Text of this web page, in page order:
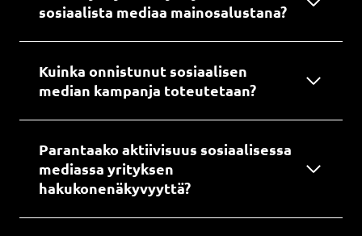
sosiaalista mediaa mainosalustana?
Kuinka onnistunut sosiaalisen
median kampanja toteutetaan?
Parantaako aktiivisuus sosiaalisessa
mediassa yrityksen
hakukonenäkyvyyttä?